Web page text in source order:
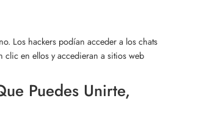
Los hackers podían acceder a los chats
en ellos y accedieran a sitios web
Puedes Unirte,